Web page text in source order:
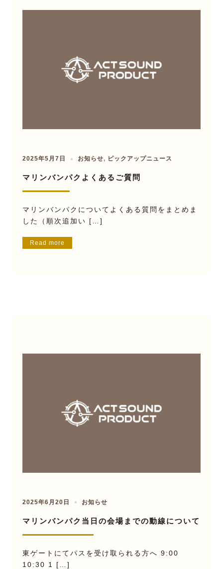
2025年5月7日 お知らせ, ピックアップニュース
マリンバンパクよくあるご質問
マリンバンパクについてよくある質問をまとめま
した（順次追加い […]
Read more
2025年6月20日 お知らせ
マリンバンパク当日の会場までの動線について
東ゲートにてパスを受け取られる方へ 9:00
10:30 1 […]